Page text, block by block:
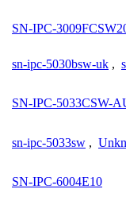
SN-IPC-
sn-ipc-5030bsw-uk ,
SN-IPC-5033CSW-
sn-ipc-5033sw ,
SN-IPC-6004E10